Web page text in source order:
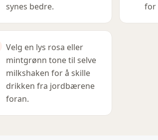
synes bedre.
for
Velg en lys rosa eller
mintgrønn tone til selve
milkshaken for å skille
drikken fra jordbærene
foran.